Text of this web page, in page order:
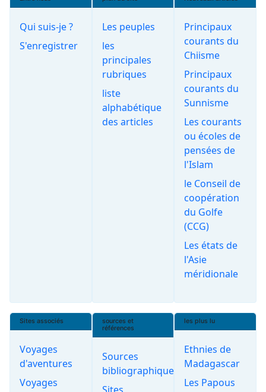
Qui suis-je ?
S'enregistrer
Les peuples
les
principales
rubriques
liste
alphabétique
des articles
Principaux
courants du
Chiisme
Principaux
courants du
Sunnisme
Les courants
ou écoles de
pensées de
l'Islam
le Conseil de
coopération
du Golfe
(CCG)
Les états de
l'Asie
méridionale
Sites associés
Voyages
d'aventures
Voyages
sources et
références
Sources
bibliographiques
les plus lu
Ethnies de
Madagascar
Les Papous